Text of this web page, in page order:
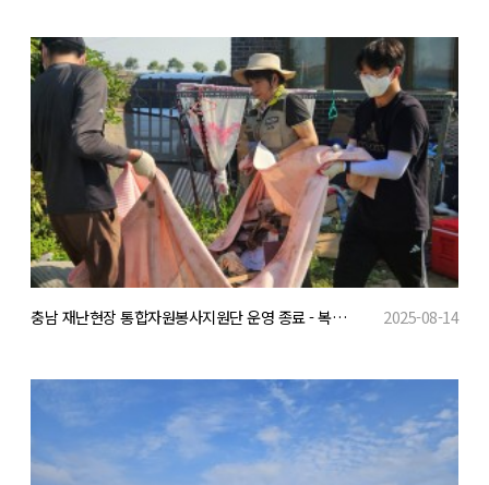
충남 재난현장 통합자원봉사지원단 운영 종료 - 복구활동에 2만 7천여 명 참여 2025-08-14